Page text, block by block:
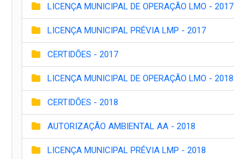
LICENÇA MUNICIPAL DE OPERAÇÃO LMO - 2017
LICENÇA MUNICIPAL PRÉVIA LMP - 2017
CERTIDÕES - 2017
LICENÇA MUNICIPAL DE OPERAÇÃO LMO - 2018
CERTIDÕES - 2018
AUTORIZAÇÃO AMBIENTAL AA - 2018
LICENÇA MUNICIPAL PRÉVIA LMP - 2018